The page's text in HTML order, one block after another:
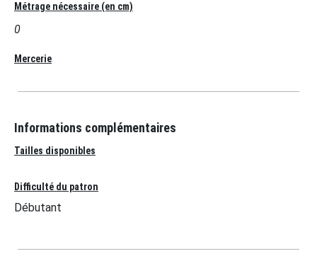
Métrage nécessaire (en cm)
0
Mercerie
Informations complémentaires
Tailles disponibles
Difficulté du patron
Débutant